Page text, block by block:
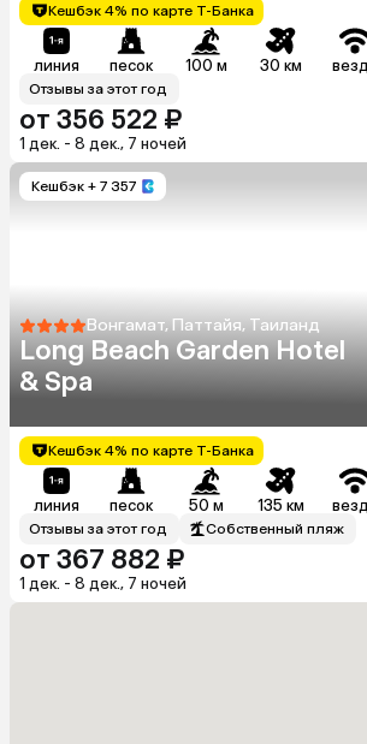
Кешбэк 4% по карте Т-Банка
линия песок 100 м 30 км
Отзывы за этот год
от 356 522 ₽
1 дек. - 8 дек., 7 ночей
Кешбэк + 7 357
Вонгамат, Паттайя, Таиланд
Long Beach Garden Hotel
& Spa
Кешбэк 4% по карте Т-Банка
линия песок 50 м 135 км
Отзывы за этот год Собственный пляж
от 367 882 ₽
1 дек. - 8 дек., 7 ночей